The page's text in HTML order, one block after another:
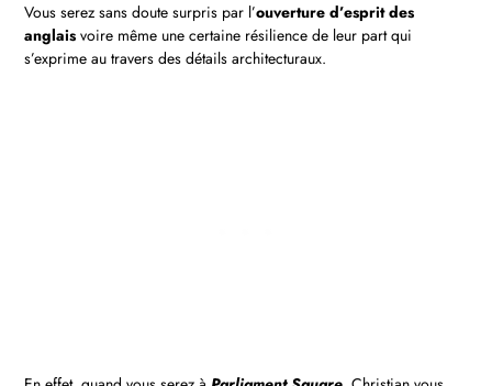
Vous serez sans doute surpris par l’ouverture d’esprit des
anglais voire même une certaine résilience de leur part qui
s’exprime au travers des détails architecturaux.